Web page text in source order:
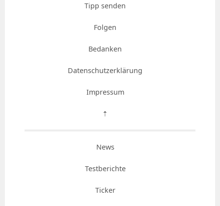
Tipp senden
Folgen
Bedanken
Datenschutzerklärung
Impressum
⇡
News
Testberichte
Ticker